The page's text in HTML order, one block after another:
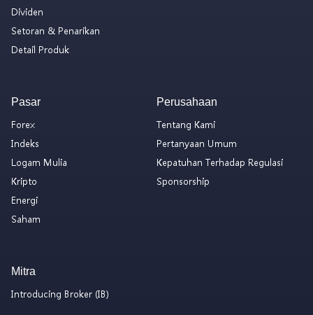
Dividen
Setoran & Penarikan
Detail Produk
Pasar
Forex
Indeks
Logam Mulia
Kripto
Energi
Saham
Perusahaan
Tentang Kami
Pertanyaan Umum
Kepatuhan Terhadap Regulasi
Sponsorship
Mitra
Introducing Broker (IB)